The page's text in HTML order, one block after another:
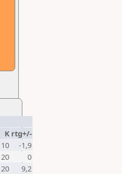
K rtg+/-
10
-1,9
20
0
20
9,2